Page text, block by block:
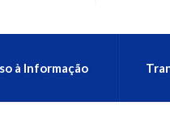
à Informação